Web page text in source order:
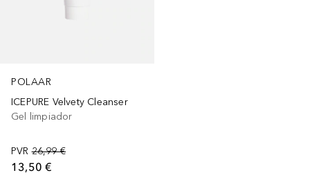
POLAAR
ICEPURE Velvety Cleanser
Gel limpiador
PVR 26,99 €
13,50 €